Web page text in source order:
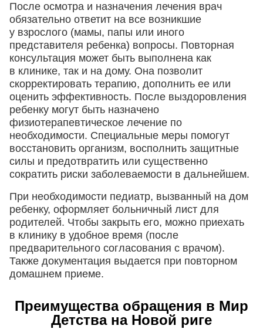
После осмотра и назначения лечения врач
обязательно ответит на все возникшие
у взрослого (мамы, папы или иного
представителя ребенка) вопросы. Повторная
консультация может быть выполнена как
в клинике, так и на дому. Она позволит
скорректировать терапию, дополнить ее или
оценить эффективность. После выздоровления
ребенку могут быть назначено
физиотерапевтическое лечение по
необходимости. Специальные меры помогут
восстановить организм, восполнить защитные
силы и предотвратить или существенно
сократить риски заболеваемости в дальнейшем.
При необходимости педиатр, вызванный на дом
ребенку, оформляет больничный лист для
родителей. Чтобы закрыть его, можно приехать
в клинику в удобное время (после
предварительного согласования с врачом).
Также документация выдается при повторном
домашнем приеме.
Преимущества обращения в Мир
Детства на Новой риге